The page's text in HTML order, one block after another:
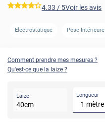
*****
4.33 / 5Voir les avis
Electrostatique Pose Intérieure
Comment prendre mes mesures ?
Qu'est-ce que la laize ?
Laize
40cm
Longueur